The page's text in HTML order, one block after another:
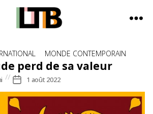
Tote
Bag
-
Média
d'information
quotidienne
MONDE CONTEMPORAIN
perd de sa valeur
Date
de
l’article
1 août 2022